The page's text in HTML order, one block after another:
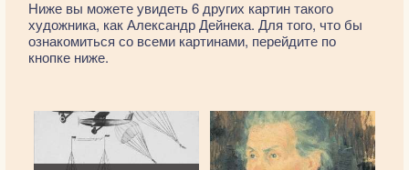
Ниже вы можете увидеть 6 других картин такого
художника, как Александр Дейнека. Для того, что бы
ознакомиться со всеми картинами, перейдите по
кнопке ниже.